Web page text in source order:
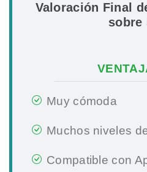
Valoración Final
sobre
Muy cómoda
Muchos niveles
Compatible con